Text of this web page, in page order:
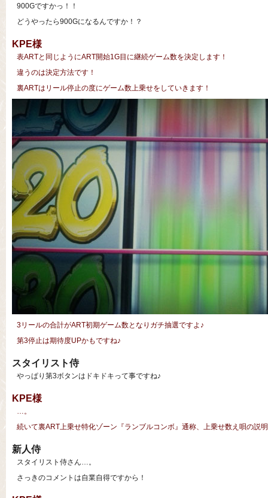
900Gですかっ！！
どうやったら900Gになるんですか！？
KPE様
表ARTと同じようにART開始1G目に継続ゲーム数を決定します！
違うのは決定方法です！
裏ARTはリール停止の度にゲーム数上乗せをしていきます！
3リールの合計がART初期ゲーム数となりガチ抽選ですよ♪
第3停止は期待度UPかもですね♪
スタイリスト侍
やっぱり第3ボタンはドキドキって事ですね♪
KPE様
…。
続いて裏ART上乗せ特化ゾーン『ランブルコンボ』通称、上乗せ数え唄の説
新人侍
スタイリスト侍さん…。
さっきのコメントは自業自得ですから！